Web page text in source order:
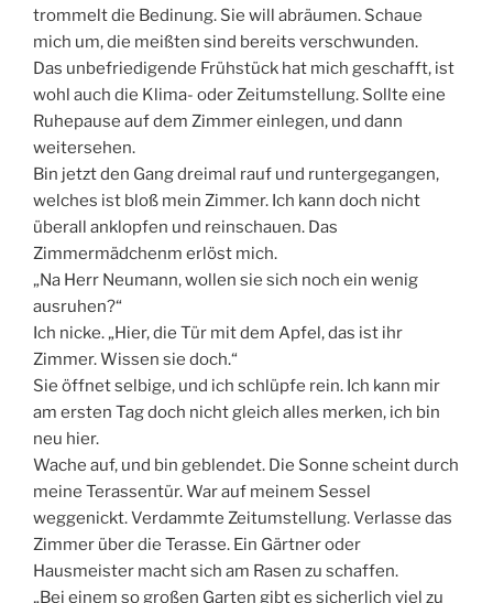
trommelt die Bedinung. Sie will abräumen. Schaue
mich um, die meißten sind bereits verschwunden.
Das unbefriedigende Frühstück hat mich geschafft, ist
wohl auch die Klima- oder Zeitumstellung. Sollte eine
Ruhepause auf dem Zimmer einlegen, und dann
weitersehen.
Bin jetzt den Gang dreimal rauf und runtergegangen,
welches ist bloß mein Zimmer. Ich kann doch nicht
überall anklopfen und reinschauen. Das
Zimmermädchenm erlöst mich.
„Na Herr Neumann, wollen sie sich noch ein wenig
ausruhen?“
Ich nicke. „Hier, die Tür mit dem Apfel, das ist ihr
Zimmer. Wissen sie doch.“
Sie öffnet selbige, und ich schlüpfe rein. Ich kann mir
am ersten Tag doch nicht gleich alles merken, ich bin
neu hier.
Wache auf, und bin geblendet. Die Sonne scheint durch
meine Terassentür. War auf meinem Sessel
weggenickt. Verdammte Zeitumstellung. Verlasse das
Zimmer über die Terasse. Ein Gärtner oder
Hausmeister macht sich am Rasen zu schaffen.
„Bei einem so großen Garten gibt es sicherlich viel zu